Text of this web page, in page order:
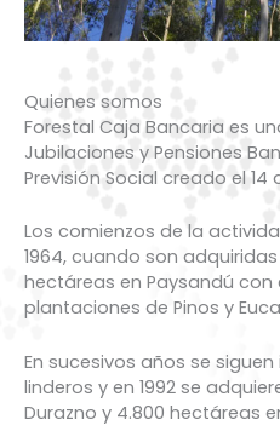
Quienes somos
Forestal Caja Bancaria es
Jubilaciones y Pensiones
Previsión Social creado el 14
Los comienzos de la
1964, cuando son
hectáreas en Paysandú con
plantaciones de Pinos y
En sucesivos años se
linderos y en 1992 se
Durazno y 4.800 hectáreas